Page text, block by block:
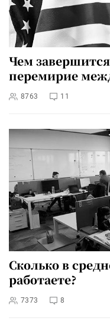
Чем
перемирие
8763 11
Сколько в
работаете?
7373 8